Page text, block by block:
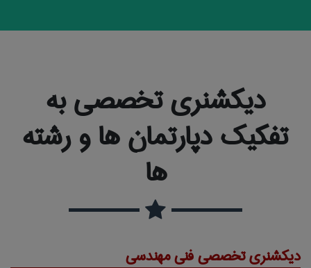
دیکشنری تخصصی به
تفکیک دپارتمان ها و رشته
ها
دیکشنری تخصصی فنی مهندسی